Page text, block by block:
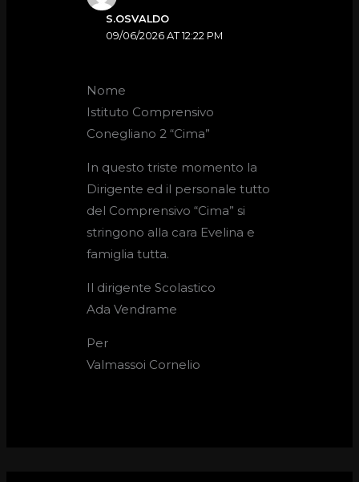
S.OSVALDO
09/06/2026 AT 12:22 PM
Nome
Istituto Comprensivo
Conegliano 2 “Cima”
In questo triste momento la
Dirigente ed il personale tutto
del Comprensivo “Cima” si
stringono alla cara Evelina e
famiglia tutta.
Il dirigente Scolastico
Ada Vendrame
Per
Valmassoi Cornelio